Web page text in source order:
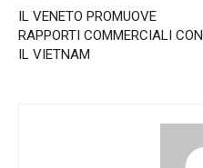
IL VENETO PROMUOVE
RAPPORTI COMMERCIALI CON
IL VIETNAM